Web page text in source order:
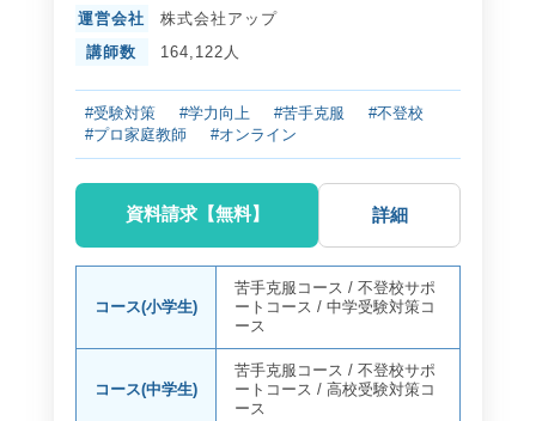
運営会社
株式会社アップ
講師数
164,122人
#受験対策 #学力向上 #苦手克服
#不登校
#プロ家庭教師
#オンライン
資料請求【無料】 詳細
コース(小学生)
苦手克服コース /不登校サポ
ートコース /中学受験対策コ
ース
コース(中学生)
苦手克服コース /不登校サポ
ートコース /高校受験対策コ
ース